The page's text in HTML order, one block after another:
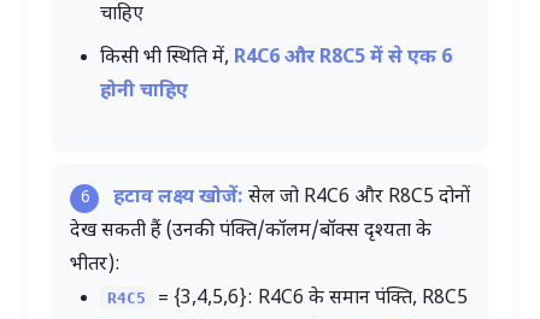
चाहिए
किसी भी स्थिति में, R4C6 और R8C5 में से एक 6
होनी चाहिए
6 हटाव लक्ष्य खोजें: सेल जो R4C6 और R8C5 दोनों
देख सकती हैं (उनकी पंक्ति/कॉलम/बॉक्स दृश्यता के
भीतर):
R4C5
= {3,4,5,6}: R4C6 के समान पंक्ति, R8C5